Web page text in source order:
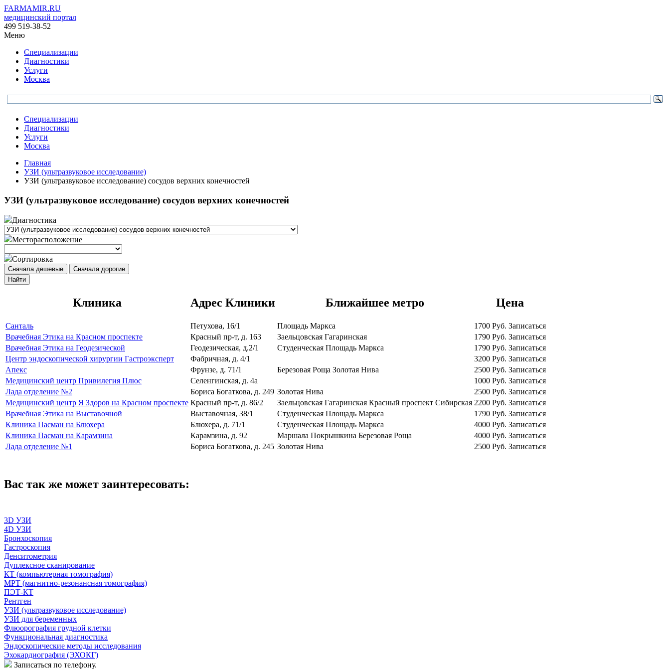
FARMAMIR.RU
медицинский портал
499 519-38-52
Меню
Специализации
Диагностики
Услуги
Москва
Специализации
Диагностики
Услуги
Москва
Главная
УЗИ (ультразвуковое исследование)
УЗИ (ультразвуковое исследование) сосудов верхних конечностей
УЗИ (ультразвуковое исследование) сосудов верхних конечностей
Диагностика
Месторасположение
Сортировка
Сначала дешевые
Сначала дорогие
Найти
Клиника Адрес Клиники Ближайшее метро Цена
Санталь Петухова, 16/1 Площадь Маркса 1700 Руб. Записаться
Врачебная Этика на Красном проспекте
Красный пр-т, д. 163 Заельцовская Гагаринская 1790 Руб. Записаться
Врачебная Этика на Геодезической
Геодезическая, д.2/1 Студенческая Площадь Маркса 1790 Руб. Записаться
Центр эндоскопической хирургии Гастроэксперт
Фабричная, д. 4/1 3200 Руб. Записаться
Апекс
Фрунзе, д. 71/1 Березовая Роща Золотая Нива 2500 Руб. Записаться
Медицинский центр Привилегия Плюс
Селенгинская, д. 4а 1000 Руб. Записаться
Лада отделение №2
Бориса Богаткова, д. 249 Золотая Нива 2500 Руб. Записаться
Медицинский центр Я Здоров на Красном проспекте Красный пр-т, д. 86/2 Заельцовская Гагаринская Красный проспект Сибирская 2200 Руб. Записаться
Врачебная Этика на Выставочной
Выставочная, 38/1 Студенческая Площадь Маркса 1790 Руб. Записаться
Клиника Пасман на Блюхера
Блюхера, д. 71/1 Студенческая Площадь Маркса 4000 Руб. Записаться
Клиника Пасман на Карамзина
Карамзина, д. 92 Маршала Покрышкина Березовая Роща 4000 Руб. Записаться
Лада отделение №1
Бориса Богаткова, д. 245 Золотая Нива 2500 Руб. Записаться
Вас так же может заинтересовать:
3D УЗИ
4D УЗИ
Бронхоскопия
Гастроскопия
Денситометрия
Дуплексное сканирование
КТ (компьютерная томография)
МРТ (магнитно-резонансная томография)
ПЭТ-КТ
Рентген
УЗИ (ультразвуковое исследование)
УЗИ для беременных
Флюорография грудной клетки
Функциональная диагностика
Эндоскопические методы исследования
Эхокардиография (ЭХОКГ)
Записаться по телефону.